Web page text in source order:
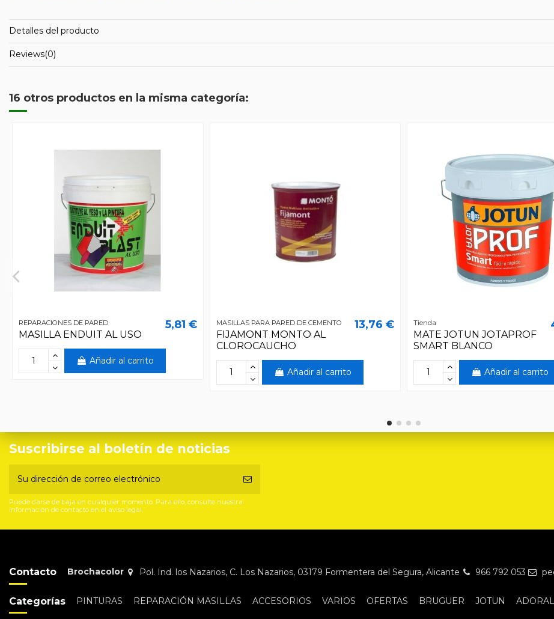
Detalles del producto
Reviews(0)
16 otros productos en la misma categoría:
REPARACIONES DE PARED
MASILLA ENDUIT AL USO
5,81 €
Añadir al carrito
MASILLAS PARA PARED DE CEMENTO
FIJAMONT MONTO AL
CLOROCAUCHO
13,76 €
Añadir al carrito
Tienda
MATE JOTUN JOTAPROF
SMART BLANCO
Añadir al carrito
Suscribirse al boletín de noticias
Puede darse de baja en cualquier momento. Para ello, consulte nuestra
información de contacto en el aviso legal.
Contacto Brochacolor Pol. Ind. los Nazarios, C. Los Nazarios, 03179 Formentera del Segura, Alicante 966 792 053
Categorías PINTURAS REPARACIÓN MASILLAS ACCESORIOS VARIOS OFERTAS BRUGUER JOTUN ADORAL